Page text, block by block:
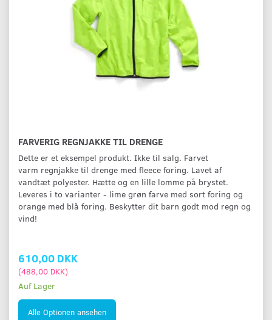
FARVERIG REGNJAKKE TIL DRENGE
Dette er et eksempel produkt. Ikke til salg. Farvet
varm regnjakke til drenge med fleece foring. Lavet af
vandtæt polyester. Hætte og en lille lomme på brystet.
Leveres i to varianter - lime grøn farve med sort foring og
orange med blå foring. Beskytter dit barn godt mod regn og
vind!
610,00 DKK
(488,00 DKK)
Auf Lager
Alle Optionen ansehen